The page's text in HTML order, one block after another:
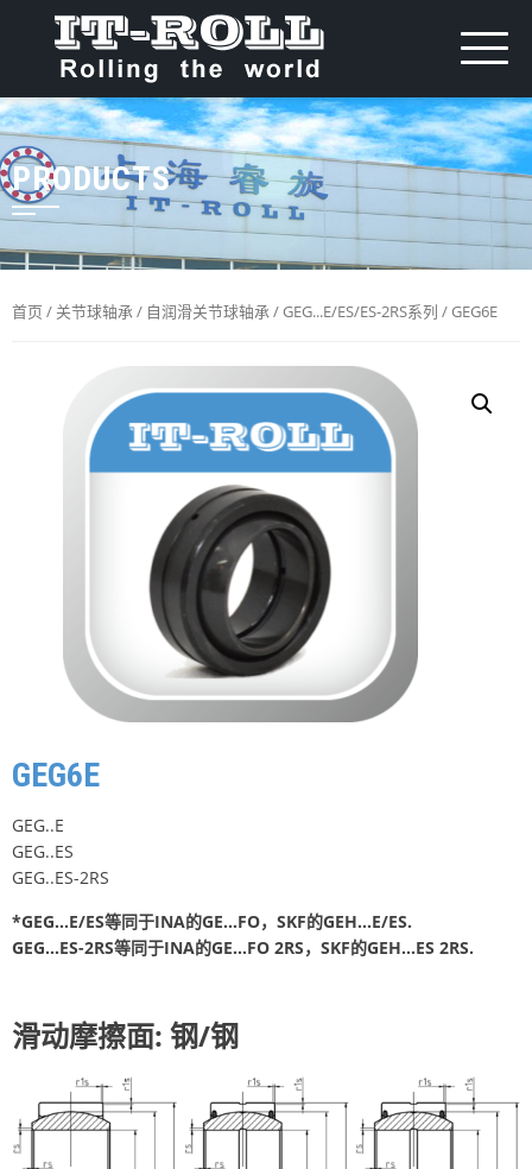
PRODUCTS
首页 / 关节球轴承/ 自润滑关节球轴承/GEG...E/ES/ES-2RS系列 / GEG6E
GEG6E
GEG..E
GEG..ES
GEG..ES-2RS
*GEG…E/ES等同于INA的GE…FO，SKF的GEH…E/ES.
GEG…ES-2RS等同于INA的GE…FO 2RS，SKF的GEH…ES 2RS.
滑动摩擦面: 钢/钢